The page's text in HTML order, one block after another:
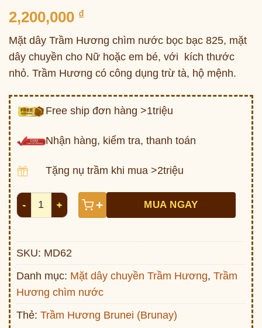
2,200,000 ₫
Mặt dây Trầm Hương chìm nước bọc bạc 825, mặt
dây chuyền cho Nữ hoặc em bé, với kích thước
nhỏ. Trầm Hương có công dụng trừ tà, hộ mệnh.
Free ship đơn hàng >1triệu
Nhận hàng, kiểm tra, thanh toán
Tặng nụ trầm khi mua >2triệu
Mặt dây Trầm chìm nước bọc bạc 825 - MD62 số lượng
+ MUA NGAY
SKU: MD62
Danh mục: Mặt dây chuyền Trầm Hương, Trầm
Hương chìm nước
Thẻ: Trầm Hương Brunei (Brunay)